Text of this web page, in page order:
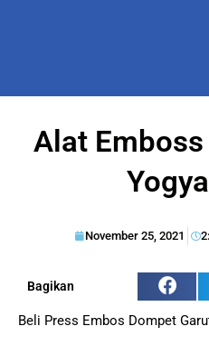
Alat
November 25, 2021
Bagikan
Beli Press Embos Dompet